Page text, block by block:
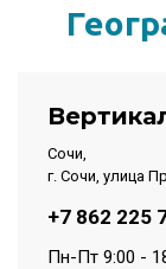
Сочи,
г. Сочи, улица
+7 862 225
Пн-Пт 9:00 -